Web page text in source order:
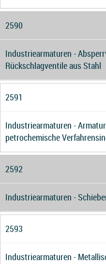
2590
Industriearmaturen -
Rückschlagventile aus Stahl
2591
Industriearmaturen -
petrochemische
2592
Industriearmaturen -
2593
Industriearmaturen -